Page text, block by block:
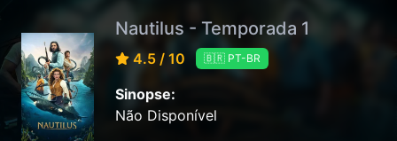
Nautilus - Temporada 1
4.5 / 10 🇧🇷 PT-BR
Sinopse:
Não Disponível